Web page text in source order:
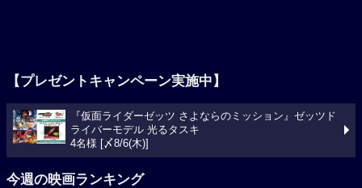
【プレゼントキャンペーン実施中】
『仮面ライダーゼッツ さよならのミッション』ゼッツド
ライバーモデル 光るタスキ
4名様 [〆8/6(木)]
今週の映画ランキング